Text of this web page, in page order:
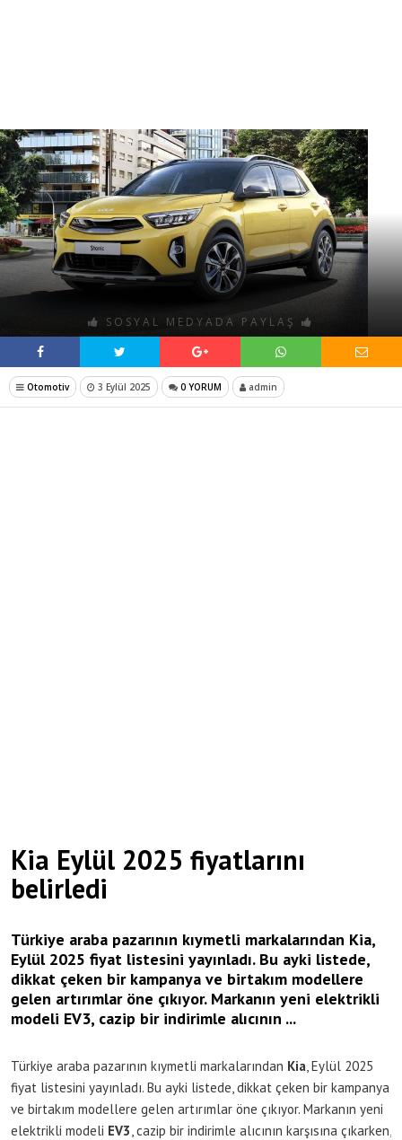
SOSYAL MEDYADA PAYLAŞ
Otomotiv 3 Eylül 2025 0 YORUM admin
Kia Eylül 2025 fiyatlarını
belirledi
Türkiye araba pazarının kıymetli markalarından Kia,
Eylül 2025 fiyat listesini yayınladı. Bu ayki listede,
dikkat çeken bir kampanya ve birtakım modellere
gelen artırımlar öne çıkıyor. Markanın yeni elektrikli
modeli EV3, cazip bir indirimle alıcının ...
Türkiye araba pazarının kıymetli markalarından Kia , Eylül 2025
fiyat listesini yayınladı. Bu ayki listede, dikkat çeken bir kampanya
ve birtakım modellere gelen artırımlar öne çıkıyor. Markanın yeni
elektrikli modeli EV3 , cazip bir indirimle alıcının karşısına çıkarken,